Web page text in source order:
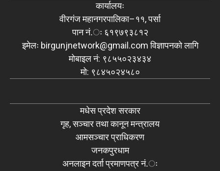
कार्यालयः
वीरगंज महानगरपालिका–११, पर्सा
पान नं.ः ६१९७९३८१२
इमेलः birgunjnetwork@gmail.comविज्ञापनको लागि
मोबाइल नं: ९८५५०२३४३४
मो: ९८४५०२४५८०
मधेस प्रदेश सरकार
गृह, सञ्चार तथा कानून मन्त्रालय
आमसञ्चार प्राधिकरण
जनकपुरधाम
अनलाइन दर्ता प्रमाणपत्र नं.ः